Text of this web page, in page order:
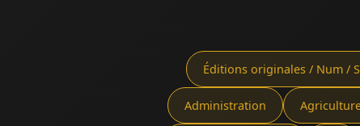
Éditions originales / Num /
Administration